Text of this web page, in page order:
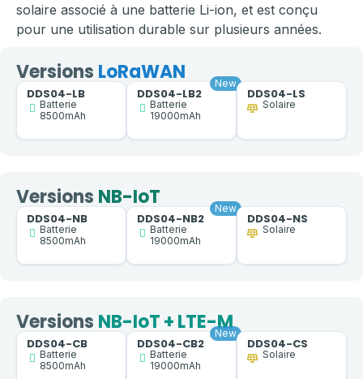
solaire associé à une batterie Li-ion, et est conçu
pour une utilisation durable sur plusieurs années.
Versions LoRaWAN
DDS04-LB
Batterie
8500mAh
DDS04-LB2
Batterie
19000mAh
DDS04-LS
Solaire
Versions NB-IoT
DDS04-NB
Batterie
8500mAh
DDS04-NB2
Batterie
19000mAh
DDS04-NS
Solaire
Versions NB-IoT + LTE-M
DDS04-CB
Batterie
8500mAh
DDS04-CB2
Batterie
19000mAh
DDS04-CS
Solaire